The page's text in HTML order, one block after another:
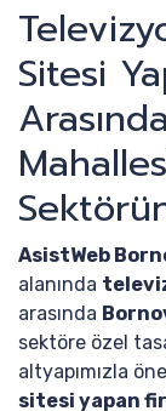
Sitesi
AsistWeb
alanında
arasında
sektöre özel
altyapımızla öne
sitesi yapan